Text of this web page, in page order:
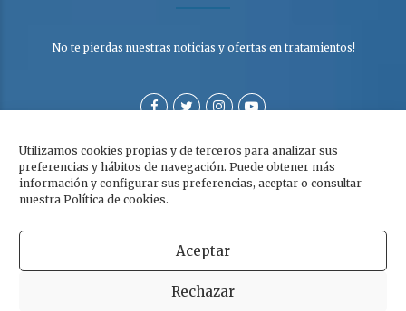
Utilizamos cookies propias y de terceros para analizar sus
preferencias y hábitos de navegación. Puede obtener más
información y configurar sus preferencias, aceptar o consultar
nuestra Política de cookies.
Aceptar
Rechazar
No te pierdas nuestras noticias y ofertas en tratamientos!
Aviso legal|Política de privacidad y cookies